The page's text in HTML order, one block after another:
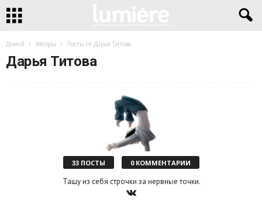
Домой Авторы Посты от Дарья Титова
Дарья Титова
33 ПОСТЫ 0 КОММЕНТАРИИ
Тащу из себя строчки за нервные точки.